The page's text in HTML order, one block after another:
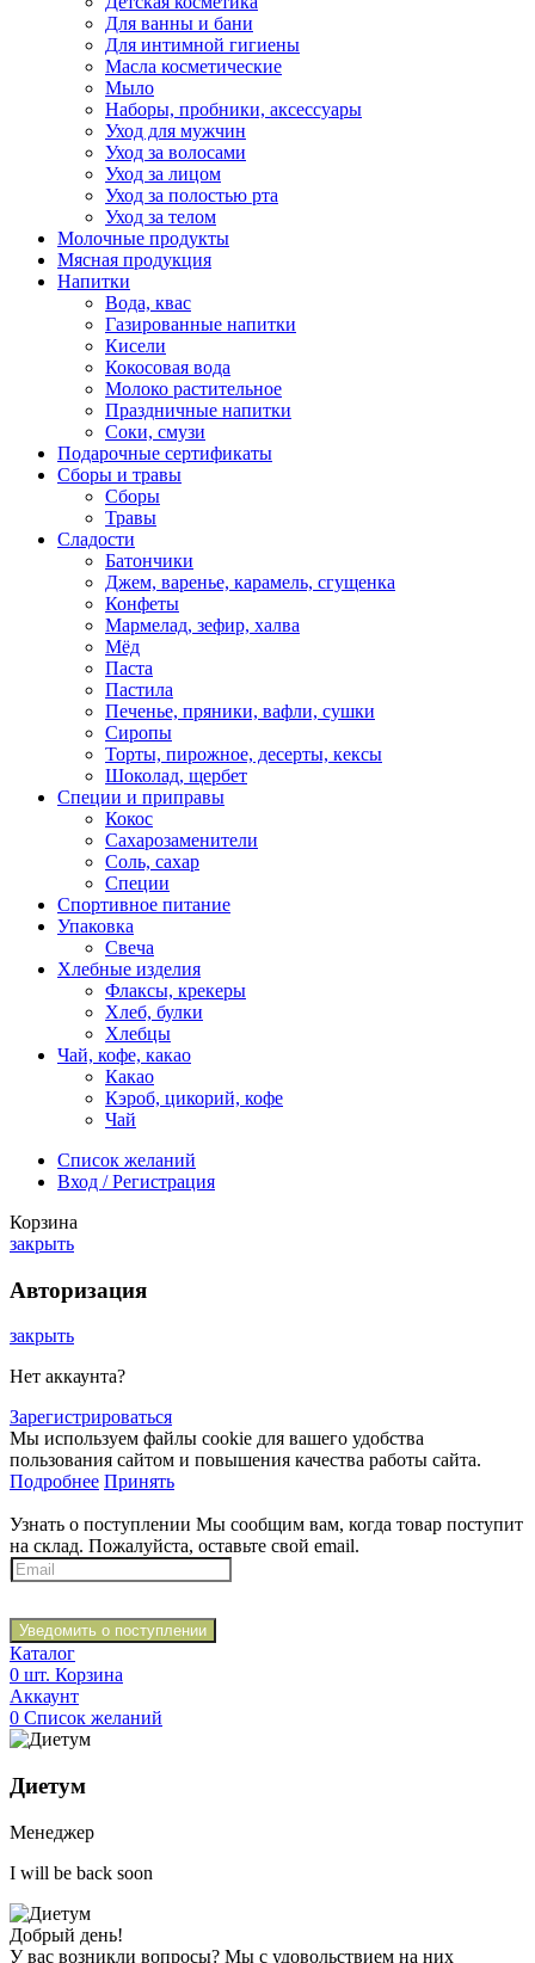
Для ванны и бани
Для интимной гигиены
Масла косметические
Мыло
Наборы, пробники, аксессуары
Уход для мужчин
Уход за волосами
Уход за лицом
Уход за полостью рта
Уход за телом
Молочные продукты
Мясная продукция
Напитки
Вода, квас
Газированные напитки
Кисели
Кокосовая вода
Молоко растительное
Праздничные напитки
Соки, смузи
Подарочные сертификаты
Сборы и травы
Сборы
Травы
Сладости
Батончики
Джем, варенье, карамель, сгущенка
Конфеты
Мармелад, зефир, халва
Мёд
Паста
Пастила
Печенье, пряники, вафли, сушки
Сиропы
Торты, пирожное, десерты, кексы
Шоколад, щербет
Специи и приправы
Кокос
Сахарозаменители
Соль, сахар
Специи
Спортивное питание
Упаковка
Свеча
Хлебные изделия
Флаксы, крекеры
Хлеб, булки
Хлебцы
Чай, кофе, какао
Какао
Кэроб, цикорий, кофе
Чай
Список желаний
Вход / Регистрация
Корзина
закрыть
Авторизация
закрыть
Нет аккаунта?
Зарегистрироваться
Мы используем файлы cookie для вашего удобства
пользования сайтом и повышения качества работы сайта.
Подробнее Принять
Узнать о поступлении Мы сообщим вам, когда товар поступит
на склад. Пожалуйста, оставьте свой email.
Уведомить о поступлении
Каталог
0 шт. Корзина
Аккаунт
0 Список желаний
Диетум
Менеджер
I will be back soon
Добрый день!
У вас возникли вопросы? Мы с удовольствием на них